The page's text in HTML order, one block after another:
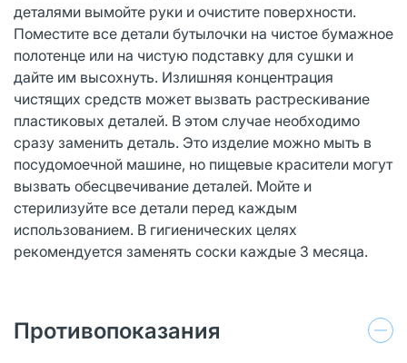
деталями вымойте руки и очистите поверхности.
Поместите все детали бутылочки на чистое бумажное
полотенце или на чистую подставку для сушки и
дайте им высохнуть. Излишняя концентрация
чистящих средств может вызвать растрескивание
пластиковых деталей. В этом случае необходимо
сразу заменить деталь. Это изделие можно мыть в
посудомоечной машине, но пищевые красители могут
вызвать обесцвечивание деталей. Мойте и
стерилизуйте все детали перед каждым
использованием. В гигиенических целях
рекомендуется заменять соски каждые 3 месяца.
Противопоказания